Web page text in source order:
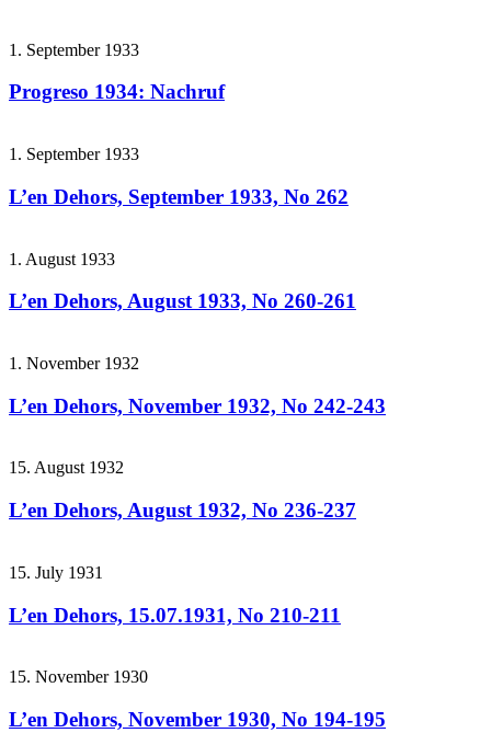
1. September 1933
Progreso 1934: Nachruf
1. September 1933
L’en Dehors, September 1933, No 262
1. August 1933
L’en Dehors, August 1933, No 260-261
1. November 1932
L’en Dehors, November 1932, No 242-243
15. August 1932
L’en Dehors, August 1932, No 236-237
15. July 1931
L’en Dehors, 15.07.1931, No 210-211
15. November 1930
L’en Dehors, November 1930, No 194-195